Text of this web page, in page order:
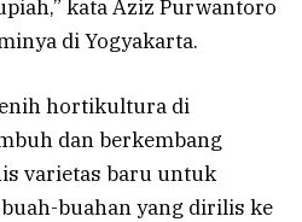
kata Aziz Purwantoro
di Yogyakarta.
hortikultura di
dan berkembang
varietas baru untuk
buahan yang dirilis ke